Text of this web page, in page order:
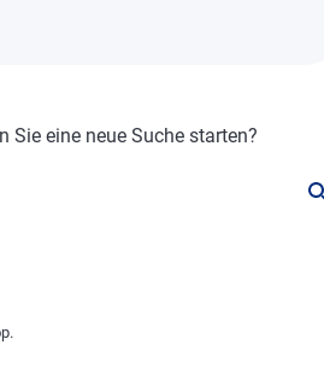
Sie eine neue Suche starten?